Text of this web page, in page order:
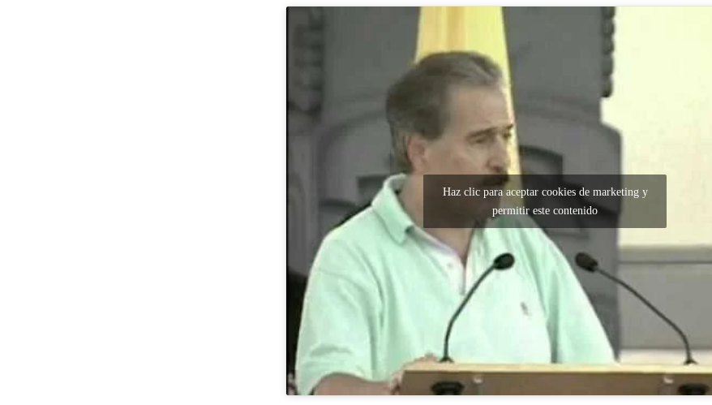
Haz clic para aceptar cookies de marketing y
permitir este contenido